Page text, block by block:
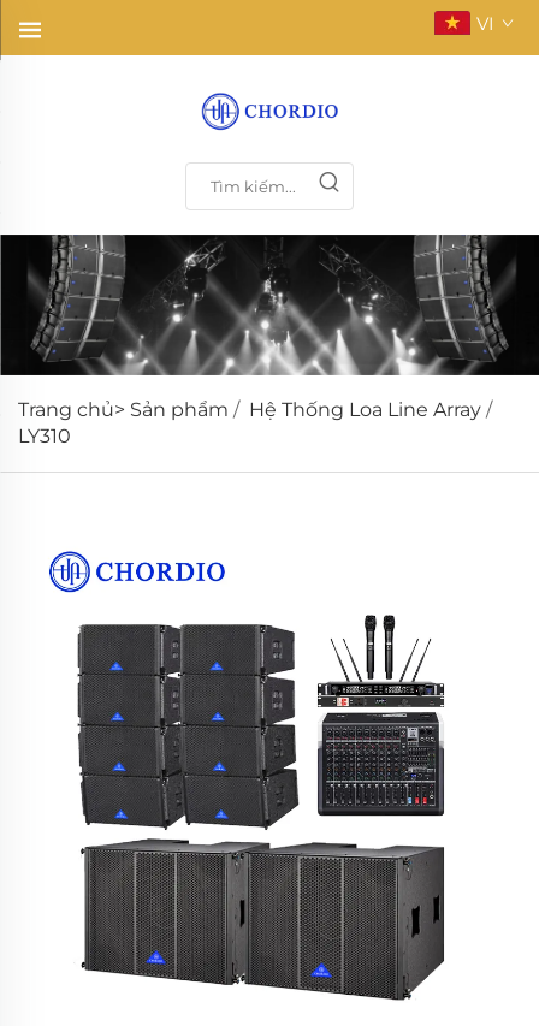
VI
Trang chủ> Sản phẩm / Hệ Thống Loa Line Array /
LY310